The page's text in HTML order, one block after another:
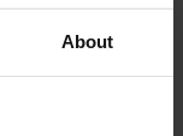
About